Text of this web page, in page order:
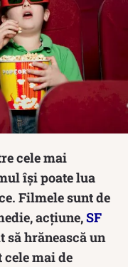
cele mai
își poate lua
Filmele sunt de
acțiune,SF
să hrănească un
mai de